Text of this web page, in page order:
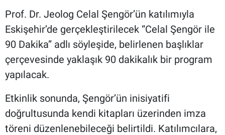
Prof. Dr. Jeolog Celal Şengör’ün katılımıyla
Eskişehir’de gerçekleştirilecek “Celal Şengör ile
90 Dakika” adlı söyleşide, belirlenen başlıklar
çerçevesinde yaklaşık 90 dakikalık bir program
yapılacak.
Etkinlik sonunda, Şengör’ün inisiyatifi
doğrultusunda kendi kitapları üzerinden imza
töreni düzenlenebileceği belirtildi. Katılımcılara,